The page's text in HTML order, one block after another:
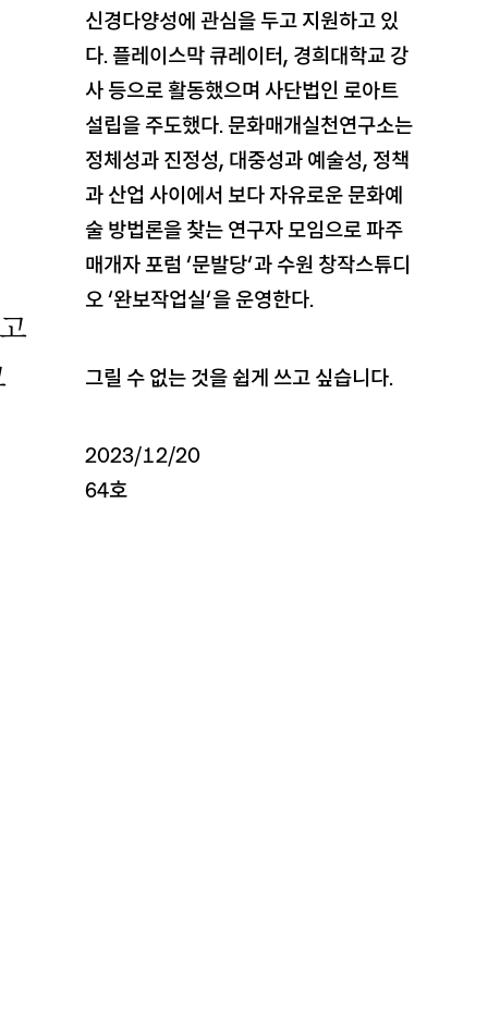
신경다양성에 관심을 두고 지원하고 있
다. 플레이스막 큐레이터, 경희대학교 강
사 등으로 활동했으며 사단법인 로아트
설립을 주도했다. 문화매개실천연구소는
정체성과 진정성, 대중성과 예술성, 정책
과 산업 사이에서 보다 자유로운 문화예
술 방법론을 찾는 연구자 모임으로 파주
매개자 포럼 ‘문발당’과 수원 창작스튜디
오 ‘완보작업실’을 운영한다.
그릴 수 없는 것을 쉽게 쓰고 싶습니다.
2023/12/20
64호